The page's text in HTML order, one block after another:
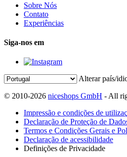
Sobre Nós
Contato
Experiências
Siga-nos em
Alterar país/
© 2010-2026 niceshops GmbH - All
Impressão e condições de
Declaração de Proteção de
Termos e Condições Gerais e
Declaração de acessibilidade
Definições de Privacidade